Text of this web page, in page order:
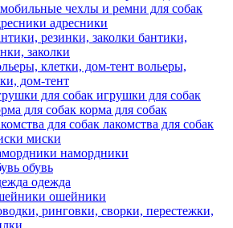
чехлы и ремни для собак
адресники
бантики,
заколки
вольеры,
дом-тент
игрушки для собак
корма для собак
лакомства для собак
миски
намордники
обувь
одежда
ошейники